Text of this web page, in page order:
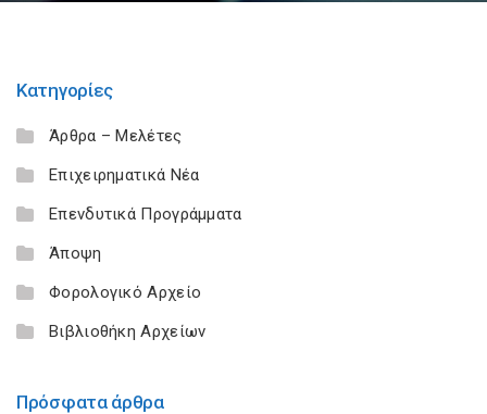
Κατηγορίες
Άρθρα – Μελέτες
Επιχειρηματικά Νέα
Επενδυτικά Προγράμματα
Άποψη
Φορολογικό Αρχείο
Βιβλιοθήκη Αρχείων
Πρόσφατα άρθρα